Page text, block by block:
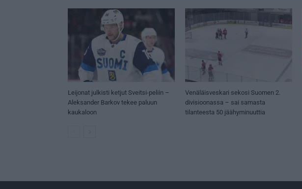
Leijonat julkisti ketjut Sveitsi-peliin –
Aleksander Barkov tekee paluun
kaukaloon
Venäläisveskari sekosi Suomen 2.
divisioonassa – sai samasta
tilanteesta 50 jäähyminuuttia